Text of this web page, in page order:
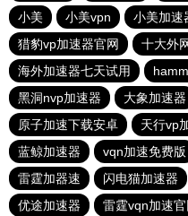
小美
小美vpn 小美加速
猎豹vp加速器官网
十大外
海外加速器七天试用
黑洞nvp加速器
大象加速器
原子加速下载安卓
天行vp
蓝鲸加速器
vqn加速免费版
雷霆加器速
闪电猫加速器
优途加速器
雷霆vqn加速官